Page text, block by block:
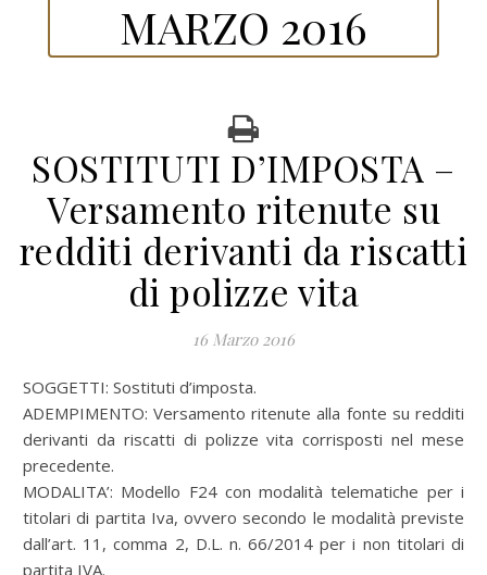
MARZO 2016
SOSTITUTI D’IMPOSTA –
Versamento ritenute su
redditi derivanti da riscatti
di polizze vita
16 Marzo 2016
SOGGETTI: Sostituti d’imposta.
ADEMPIMENTO: Versamento ritenute alla fonte su redditi
derivanti da riscatti di polizze vita corrisposti nel mese
precedente.
MODALITA’: Modello F24 con modalità telematiche per i
titolari di partita Iva, ovvero secondo le modalità previste
dall’art. 11, comma 2, D.L. n. 66/2014 per i non titolari di
partita IVA.